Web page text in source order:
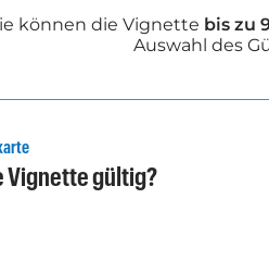
können die Vignette bis zu
Auswahl des
Vignette gültig?